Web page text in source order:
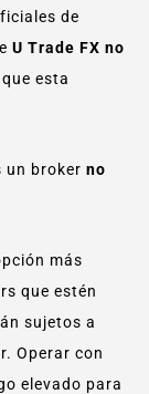
de
U Trade FX no
esta
un broker no
más
que estén
sujetos a
Operar con
elevado para